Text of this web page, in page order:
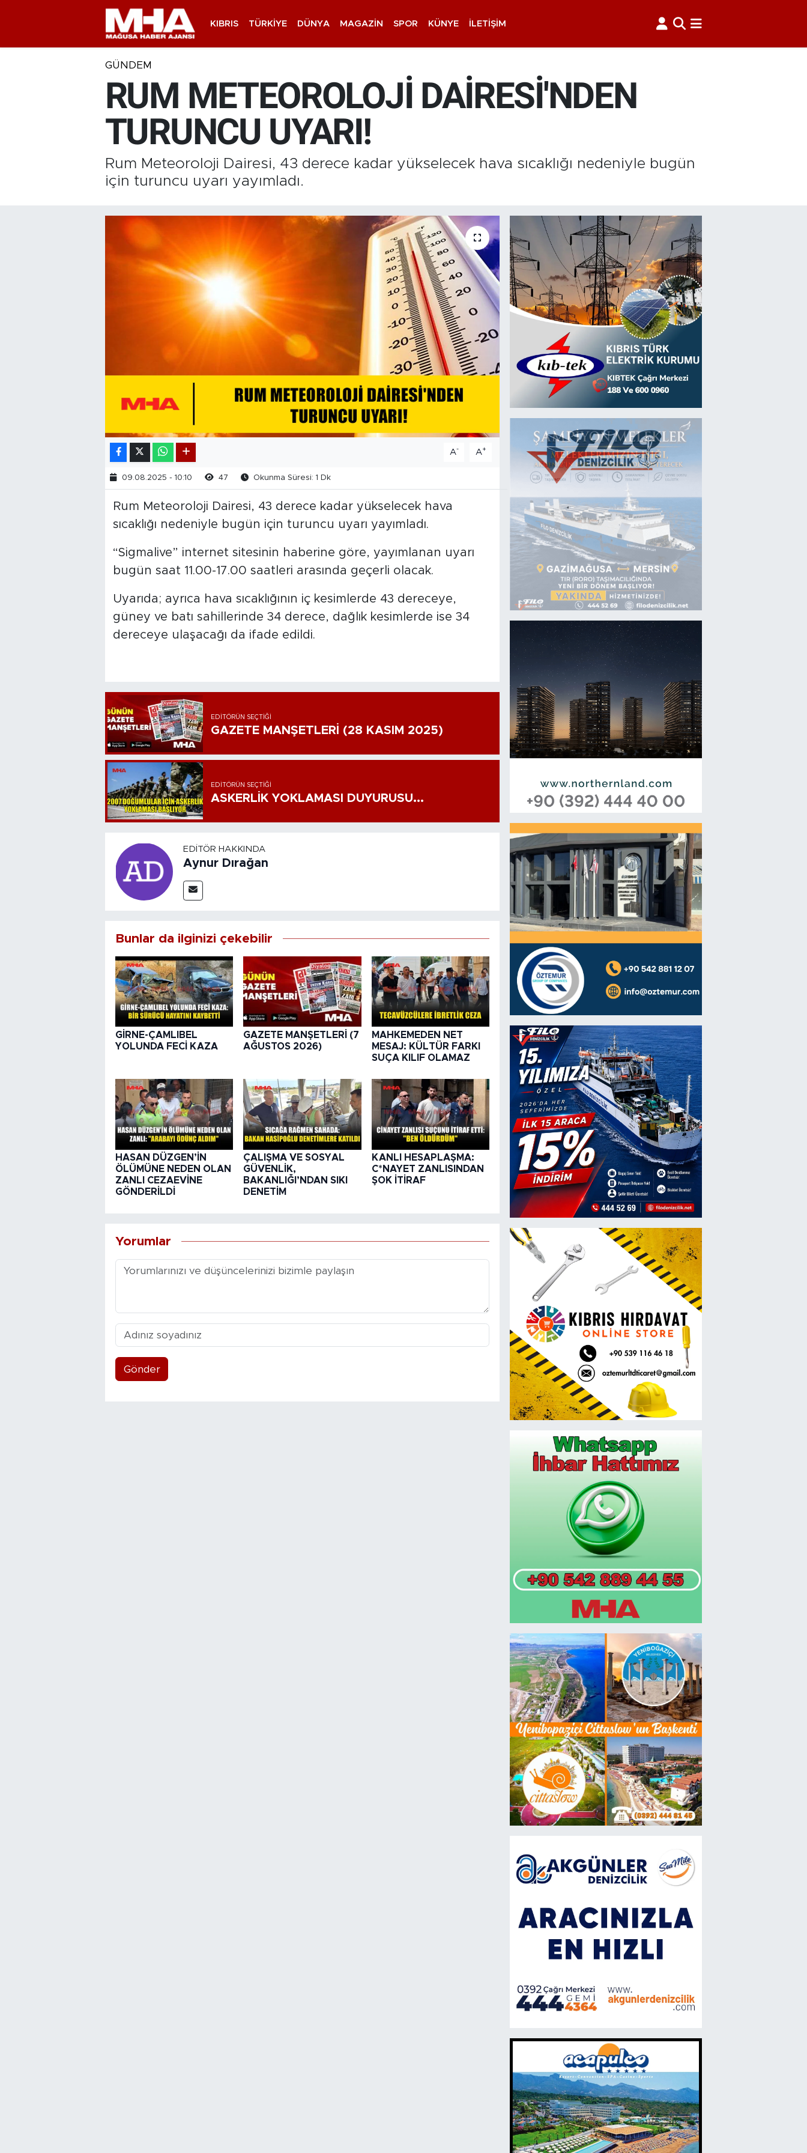
KIBRIS TÜRKIYE DÜNYA MAGAZIN SPOR KÜNYE İLETIŞIM
GÜNDEM
RUM METEOROLOJİ DAİRESİ'NDEN
TURUNCU UYARI!
Rum Meteoroloji Dairesi, 43 derece kadar yükselecek hava sıcaklığı nedeniyle bugün
için turuncu uyarı yayımladı.
A- A+
09.08.2025 - 10:10 47 Okunma Süresi: 1 Dk
Rum Meteoroloji Dairesi, 43 derece kadar yükselecek hava
sıcaklığı nedeniyle bugün için turuncu uyarı yayımladı.
“Sigmalive” internet sitesinin haberine göre, yayımlanan uyarı
bugün saat 11.00-17.00 saatleri arasında geçerli olacak.
Uyarıda; ayrıca hava sıcaklığının iç kesimlerde 43 dereceye,
güney ve batı sahillerinde 34 derece, dağlık kesimlerde ise 34
dereceye ulaşacağı da ifade edildi.
EDITÖRÜN SEÇTIĞI
GAZETE MANŞETLERİ (28 KASIM 2025)
EDITÖRÜN SEÇTIĞI
ASKERLİK YOKLAMASI DUYURUSU...
EDITÖR HAKKINDA
Aynur Dırağan
Bunlar da ilginizi çekebilir
GİRNE-ÇAMLIBEL
YOLUNDA FECİ KAZA
GAZETE MANŞETLERİ (7
AĞUSTOS 2026)
MAHKEMEDEN NET
MESAJ: KÜLTÜR FARKI
SUÇA KILIF OLAMAZ
HASAN DÜZGEN’İN
ÖLÜMÜNE NEDEN OLAN
ZANLI CEZAEVİNE
GÖNDERİLDİ
ÇALIŞMA VE SOSYAL
GÜVENLİK,
BAKANLIĞI’NDAN SIKI
DENETİM
KANLI HESAPLAŞMA:
C*NAYET ZANLISINDAN
ŞOK İTİRAF
Yorumlar
Gönder